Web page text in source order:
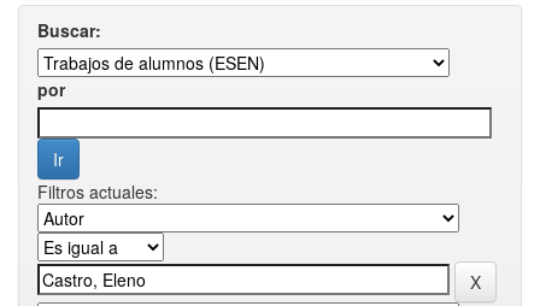
Buscar:
por
Filtros actuales: